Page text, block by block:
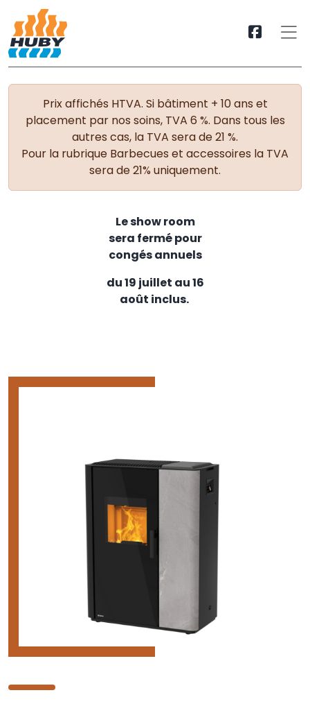
Prix affichés HTVA. Si bâtiment + 10 ans et
placement par nos soins, TVA 6 %. Dans tous les
autres cas, la TVA sera de 21 %.
Pour la rubrique Barbecues et accessoires la TVA
sera de 21% uniquement.
Le show room
sera fermé pour
congés annuels
du 19 juillet au 16
août inclus.